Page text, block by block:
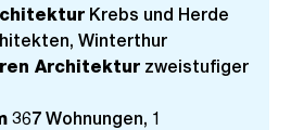
Krebs und Herde
Winterthur
Architektur zweistufiger
367 Wohnungen, 1